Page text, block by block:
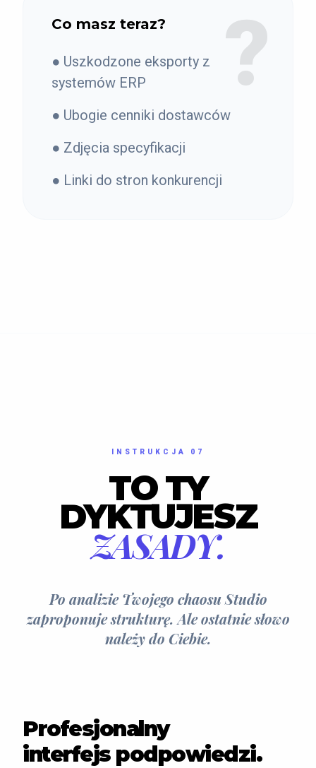
?
Co masz teraz?
● Uszkodzone eksporty z
systemów ERP
● Ubogie cenniki dostawców
● Zdjęcia specyfikacji
● Linki do stron konkurencji
INSTRUKCJA 07
TO TY
DYKTUJESZ
ZASADY.
Po analizie Twojego chaosu Studio
zaproponuje strukturę. Ale ostatnie słowo
należy do Ciebie.
Profesjonalny
interfejs podpowiedzi.